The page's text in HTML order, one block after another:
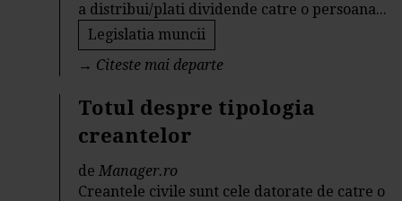
a distribui/plati dividende catre o persoana...
Legislatia muncii
→ Citeste mai departe
Totul despre tipologia
creantelor
deManager.ro
Creantele civile sunt cele datorate de catre o